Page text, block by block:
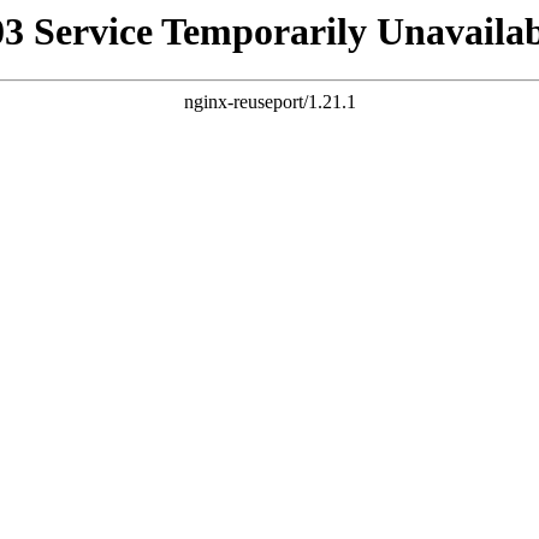
Service Temporarily
nginx-reuseport/1.21.1